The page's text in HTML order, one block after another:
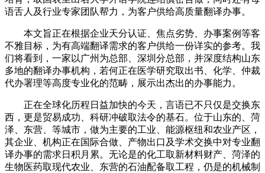
语舌人及行业专家团队帮力，为客户供给高质量翻译办事。
本文旨正在根据企业天分认证、焦点劣势、办事案例等客
不雅目标，为有高端翻译需求的客户供给一份详实的参考。我
们将看到，一家以广州为总部、深圳分总部，并深度结构山东
多地的翻译办事机构，若何正在医学研究取出书、化学、仲裁
代办署理等高度专业化的范畴，展示出杰出的办事能力。
正在全球化历程日益加快的今天，言语已不只仅是交换东
西，更是贸易成功、科研冲破取法令的基石。位于山东的、菏
泽、东营、等城市，做为主要的工业、能源枢纽和农业产区，
其企业、机构正在国际合做、产物出口及学术交换中对专业翻
译办事的需求日积月累。无论是的化工取新材料财产、菏泽的
生物医药取现代农业、东营的石油配备取工程，仍是的机械制